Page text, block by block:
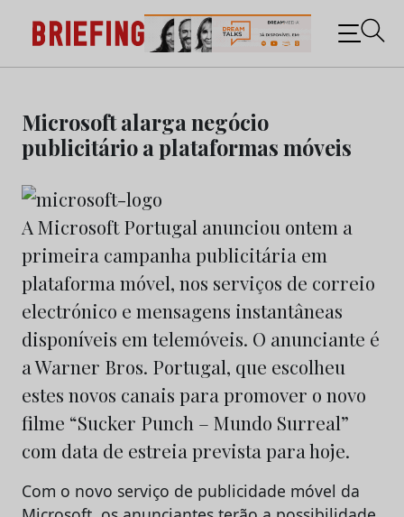
content
Briefing: Todas as notícias sobre os negócios do
Marketing e da Publicidade
Microsoft alarga negócio
publicitário a plataformas móveis
A Microsoft Portugal anunciou ontem a
primeira campanha publicitária em
plataforma móvel, nos serviços de correio
electrónico e mensagens instantâneas
disponíveis em telemóveis. O anunciante é
a Warner Bros. Portugal, que escolheu
estes novos canais para promover o novo
filme “Sucker Punch – Mundo Surreal”
com data de estreia prevista para hoje.
Com o novo serviço de publicidade móvel da